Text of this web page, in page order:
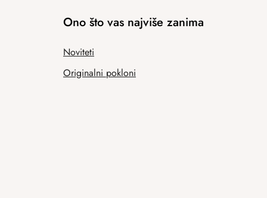
Ono što vas najviše zanima
Noviteti
Originalni pokloni